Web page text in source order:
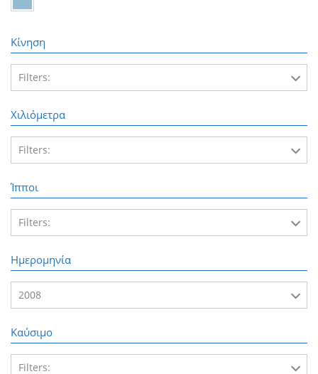
Κίνηση
Filters:
FWD
Χιλιόμετρα
Filters:
Ίπποι
Filters:
120
Ημερομηνία
2008
2008
Καύσιμο
Filters: